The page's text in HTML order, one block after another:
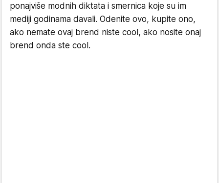
ponajviše modnih diktata i smernica koje su im
mediji godinama davali. Odenite ovo, kupite ono,
ako nemate ovaj brend niste cool, ako nosite onaj
brend onda ste cool.